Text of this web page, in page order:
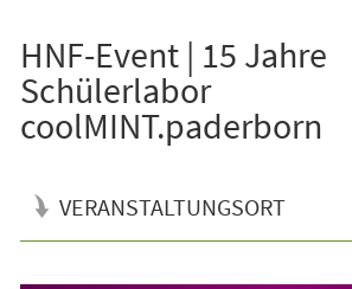
HNF-Event | 15 Jahre
Schülerlabor
coolMINT.paderborn
VERANSTALTUNGSORT